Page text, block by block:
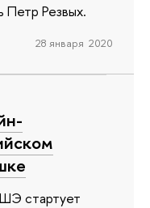
Петр Резвых.
28 января 2020
стартует